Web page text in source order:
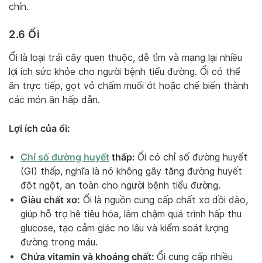
chín.
2.6 Ổi
Ổi là loại trái cây quen thuộc, dễ tìm và mang lại nhiều
lợi ích sức khỏe cho người bệnh tiểu đường. Ổi có thể
ăn trực tiếp, gọt vỏ chấm muối ớt hoặc chế biến thành
các món ăn hấp dẫn.
Lợi ích của ổi:
Chỉ số đường huyết thấp: Ổi có chỉ số đường huyết
(GI) thấp, nghĩa là nó không gây tăng đường huyết
đột ngột, an toàn cho người bệnh tiểu đường.
Giàu chất xơ: Ổi là nguồn cung cấp chất xơ dồi dào,
giúp hỗ trợ hệ tiêu hóa, làm chậm quá trình hấp thu
glucose, tạo cảm giác no lâu và kiểm soát lượng
đường trong máu.
Chứa vitamin và khoáng chất: Ổi cung cấp nhiều